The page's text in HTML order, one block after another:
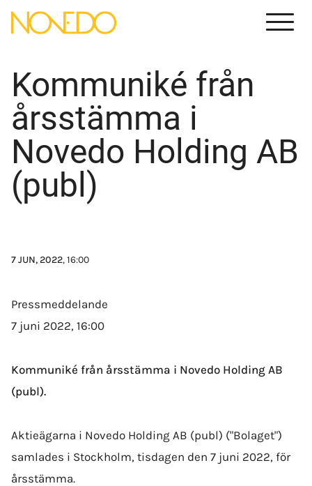
Menu
Kommuniké från
årsstämma i
Novedo Holding AB
(publ)
7 JUN, 2022, 16:00
Press­meddelande
7 juni 2022, 16:00
Kommuniké från årsstämma i Novedo Holding AB
(publ).
Aktieägarna i Novedo Holding AB (publ) ("Bolaget")
samlades i Stockholm, tisdagen den 7 juni 2022, för
årsstämma.